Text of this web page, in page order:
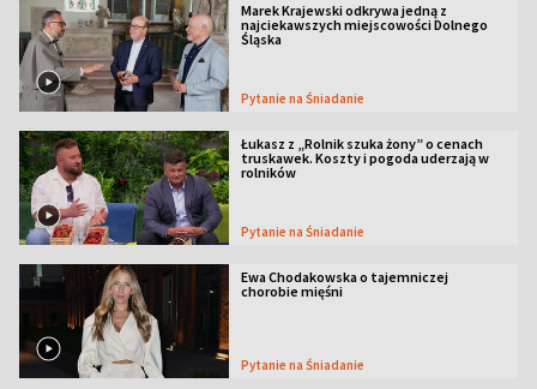
Marek Krajewski odkrywa jedną z
najciekawszych miejscowości Dolnego
Śląska
Pytanie na Śniadanie
Łukasz z „Rolnik szuka żony” o cenach
truskawek. Koszty i pogoda uderzają w
rolników
Pytanie na Śniadanie
Ewa Chodakowska o tajemniczej
chorobie mięśni
Pytanie na Śniadanie